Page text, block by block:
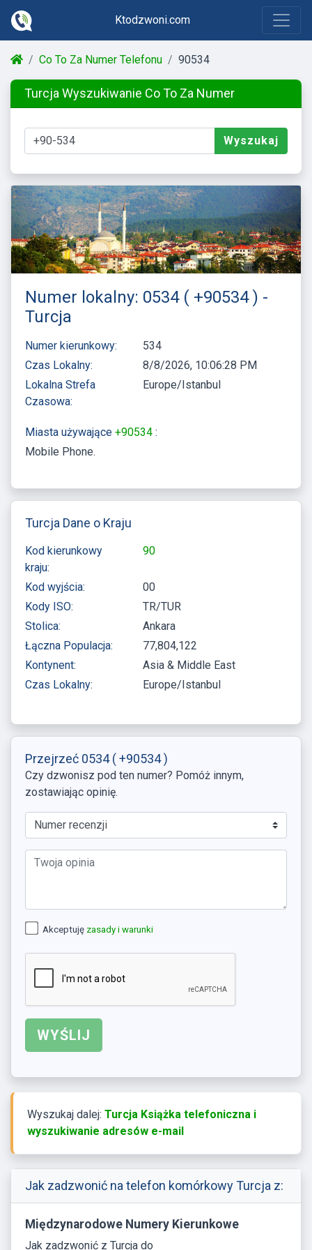
Ktodzwoni.com
Co To Za Numer Telefonu 90534
Turcja Wyszukiwanie Co To Za Numer
Wyszukaj
Numer lokalny: 0534 ( +90534 ) -
Turcja
Numer kierunkowy:
534
Czas Lokalny:
8/8/2026, 10:06:28 PM
Lokalna Strefa
Czasowa:
Europe/Istanbul
Miasta używające +90534 :
Mobile Phone
Turcja Dane o Kraju
Kod kierunkowy
kraju:
90
Kod wyjścia:
00
Kody ISO:
TR/TUR
Stolica:
Ankara
Łączna Populacja:
77,804,122
Kontynent:
Asia & Middle East
Czas Lokalny:
Europe/Istanbul
Przejrzeć 0534( +90534 )
Czy dzwonisz pod ten numer? Pomóż innym,
zostawiając opinię.
Akceptuję zasady i warunki
Wyszukaj dalej: Turcja Książka telefoniczna i
wyszukiwanie adresów e-mail
Jak zadzwonić na telefon komórkowy Turcja z:
Międzynarodowe Numery Kierunkowe
Jak zadzwonić z Turcja do